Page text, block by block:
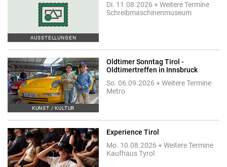
AUSSTELLUNGEN
Di. 11.08.2026 + Weitere Termine
Schreibmaschinenmuseum
KUNST / KULTUR
Oldtimer Sonntag Tirol -
Oldtimertreffen in Innsbruck
So. 06.09.2026 + Weitere Termine
Metro
Experience Tirol
Mo. 10.08.2026 + Weitere Termine
Kaufhaus Tyrol